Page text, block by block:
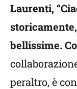
Laurenti,
bellissime.
peraltro, è